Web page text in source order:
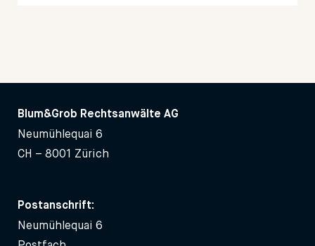
Blum&Grob Rechtsanwälte AG
Neumühlequai 6
CH – 8001 Zürich
Postanschrift:
Neumühlequai 6